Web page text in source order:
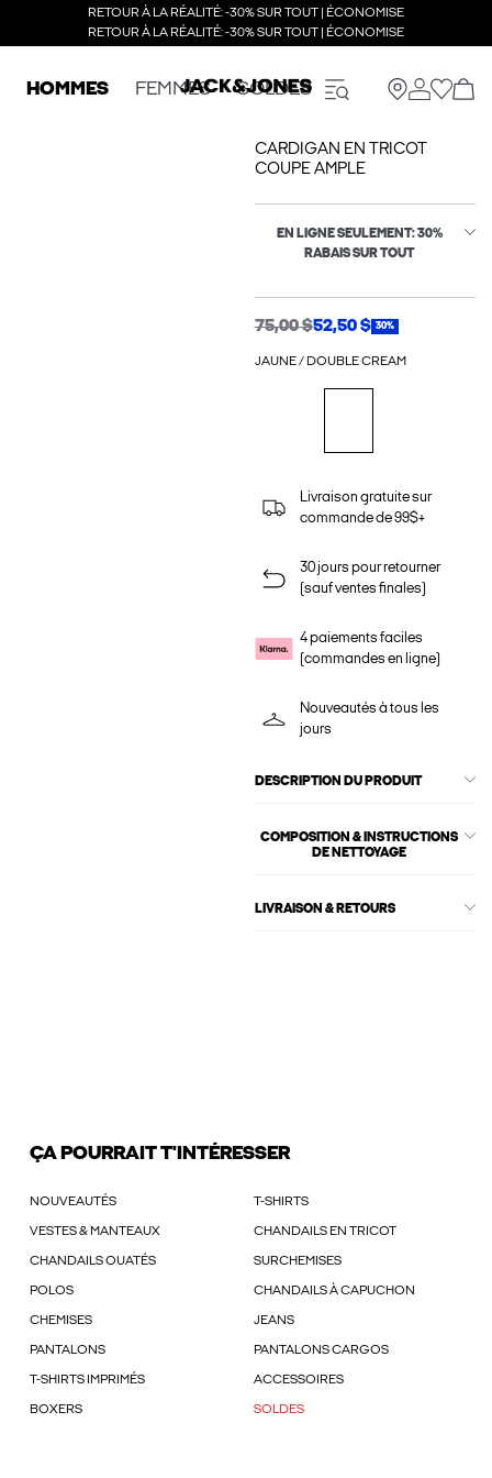
RETOUR À LA RÉALITÉ: -30% SUR TOUT | ÉCONOMISE
RETOUR À LA RÉALITÉ: -30% SUR TOUT | ÉCONOMISE
HOMMES FEMMES SOLDES
CARDIGAN EN TRICOT
COUPE AMPLE
EN LIGNE SEULEMENT: 30%
RABAIS SUR TOUT
75,00 $52,50 $ 30%
JAUNE / DOUBLE CREAM
Livraison gratuite sur
commande de 99$+
30 jours pour retourner
(sauf ventes finales)
4 paiements faciles
(commandes en ligne)
Nouveautés à tous les
jours
DESCRIPTION DU PRODUIT
COMPOSITION & INSTRUCTIONS
DE NETTOYAGE
LIVRAISON & RETOURS
ÇA POURRAIT T'INTÉRESSER
NOUVEAUTÉS T-SHIRTS
VESTES & MANTEAUX CHANDAILS EN TRICOT
CHANDAILS OUATÉS SURCHEMISES
POLOS CHANDAILS À CAPUCHON
CHEMISES JEANS
PANTALONS PANTALONS CARGOS
T-SHIRTS IMPRIMÉS ACCESSOIRES
BOXERS SOLDES